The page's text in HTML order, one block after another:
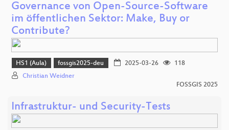
Governance von Open-Source-Software
im öffentlichen Sektor: Make, Buy or
Contribute?
HS1 (Aula) fossgis2025-deu 2025-03-26
118
Christian Weidner
FOSSGIS 2025
Infrastruktur- und Security-Tests